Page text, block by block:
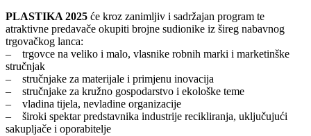
PLASTIKA 2025 će kroz zanimljiv i sadržajan program te
atraktivne predavače okupiti brojne sudionike iz šireg nabavnog
trgovačkog lanca:
– trgovce na veliko i malo, vlasnike robnih marki i marketinške
stručnjak
– stručnjake za materijale i primjenu inovacija
– stručnjake za kružno gospodarstvo i ekološke teme
– vladina tijela, nevladine organizacije
– široki spektar predstavnika industrije recikliranja, uključujući
sakupljače i oporabitelje